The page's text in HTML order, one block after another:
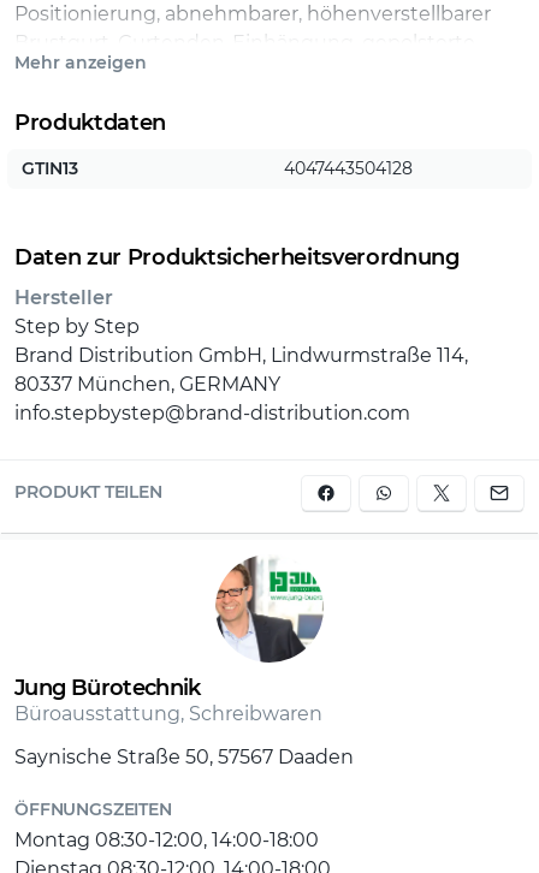
Positionierung, abnehmbarer, höhenverstellbarer
Brustgurt, Gurtenden-Einhängung, gepolsterte,
abnehmbare Hüftflosse, seitlich nach außen
Auslauföse, Aufhängeschlaufe und gepolsterter
Tragegriff, Fidlock-Magnetverschluss, Hauptfach mit
Bodenplatte, reflektierende Elemente sorgen für
Sicherheit im Straßenverkehr und bei Dunkelheit,
strapazierfähiges und wasserabweisendes Material
mit 100% PFC-freier Beschichtung. Die Textilien
bestehen zu 100% aus recycelten PET-Flaschen
klimaneutral ausgeglichen sowie sozial verträglich
(Fair Wear Foundation) und verantwortungsvoll
Ranzen: 20l
Mehr anzeigen
Produktdaten
GTIN13 4047443504128
Daten zur Produktsicherheitsverordnung
Hersteller
Step by Step
Brand Distribution GmbH, Lindwurmstraße 114,
80337 München, GERMANY
info.stepbystep@brand-distribution.com
PRODUKT TEILEN
Jung Bürotechnik
Büroausstattung, Schreibwaren
Saynische Straße 50, 57567 Daaden
ÖFFNUNGSZEITEN
Montag 08:30-12:00, 14:00-18:00
Dienstag 08:30-12:00, 14:00-18:00